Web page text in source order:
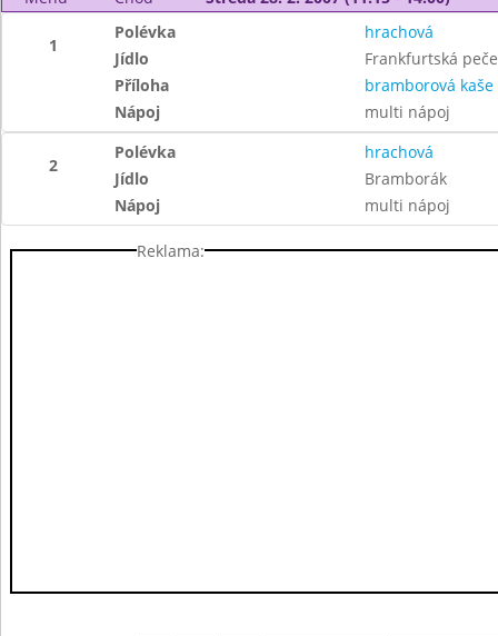
1
Polévka
hrachová
Jídlo
Frankfurtská
Příloha
bramborová kaše
Nápoj
multi nápoj
2
Polévka
hrachová
Jídlo
Bramborák
Nápoj
multi nápoj
Reklama: